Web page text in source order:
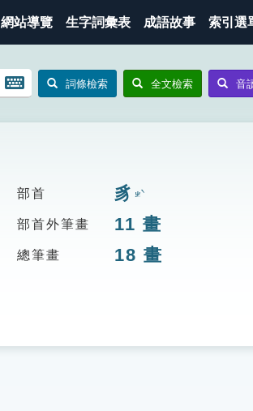
網站導覽 生字詞彙表 成語故事 索引選
開
鍵
詞條檢索 全文檢索 音
部首 豸 ㄓˋ
部首外筆畫 11 畫
總筆畫 18 畫